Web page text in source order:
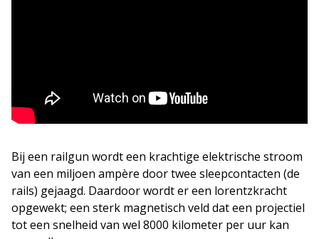
Bij een railgun wordt een krachtige elektrische stroom
van een miljoen ampère door twee sleepcontacten (de
rails) gejaagd. Daardoor wordt er een lorentzkracht
opgewekt; een sterk magnetisch veld dat een projectiel
tot een snelheid van wel 8000 kilometer per uur kan